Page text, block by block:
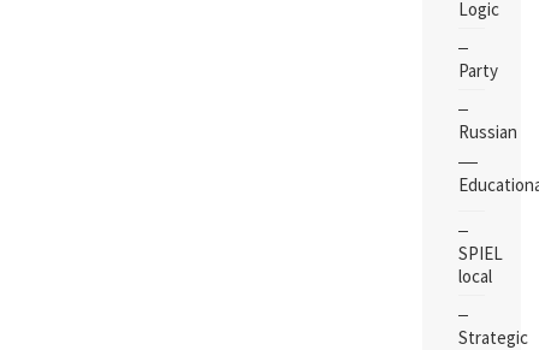
Logic
Party
Russian
SPIEL
local
Strategic